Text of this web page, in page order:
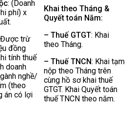
: (Doanh
phí) x
trừ
đồng
tính thuế
doanh
nghề/
(theo
án có lợi
Khai theo Tháng &
Quyết toán Năm:
– Thuế GTGT: Khai
theo Tháng.
– Thuế TNCN: Khai tạm
nộp theo Tháng trên
cùng hồ sơ khai thuế
GTGT. Khai Quyết toán
thuế TNCN theo năm.